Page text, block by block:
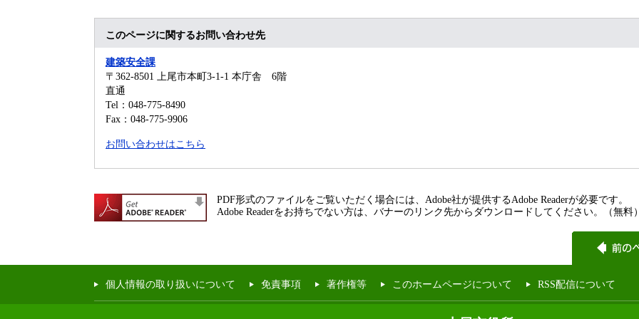
このページに関するお問い合わせ先
建築安全課
〒362-8501 上尾市本町3-1-1 本庁舎 6階
直通
Tel：048-775-8490
Fax：048-775-9906
お問い合わせはこちら
PDF形式のファイルをご覧いただく場合には、Adobe社が提供するAdobe Readerが必要です。
Adobe Readerをお持ちでない方は、バナーのリンク先からダウンロードしてください。（無料
個人情報の取り扱いについて 免責事項 著作権等 このホームページについて RSS配信について